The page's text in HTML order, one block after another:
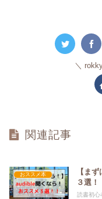
関連記事
おススメ本
【ま
３選！
読書初心